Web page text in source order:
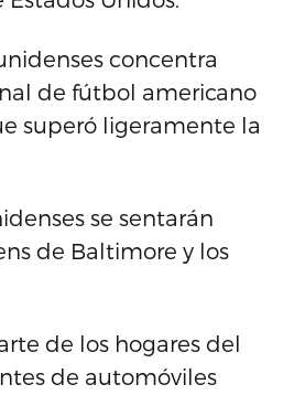
concentra
de fútbol americano
superó ligeramente la
se sentarán
de Baltimore y los
de los hogares del
de automóviles